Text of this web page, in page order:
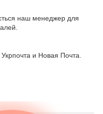
наш менеджер для
и Новая Почта.